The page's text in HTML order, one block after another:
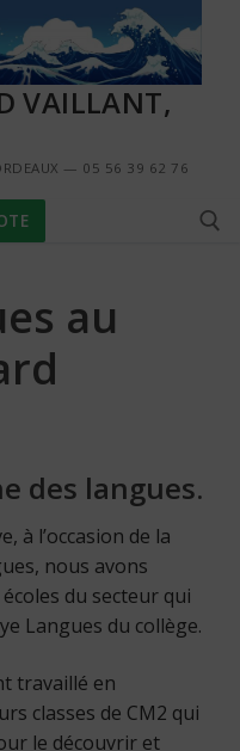
VAILLANT,
— 05 56 39 62 76
au
des langues.
à l’occasion de la
nous avons
du secteur qui
Langues du collège.
travaillé en
classes de CM2 qui
le découvrir et